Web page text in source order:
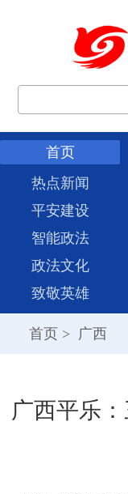
首页
热点新闻
平安建设
智能政法
政法文化
致敬英雄
首页 > 广西
广西平乐